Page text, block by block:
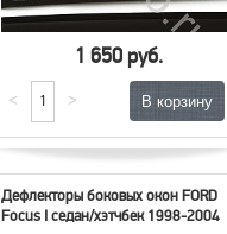
1 650 руб.
< >
Дефлекторы боковых окон FORD
Focus I седан/хэтчбек 1998-2004